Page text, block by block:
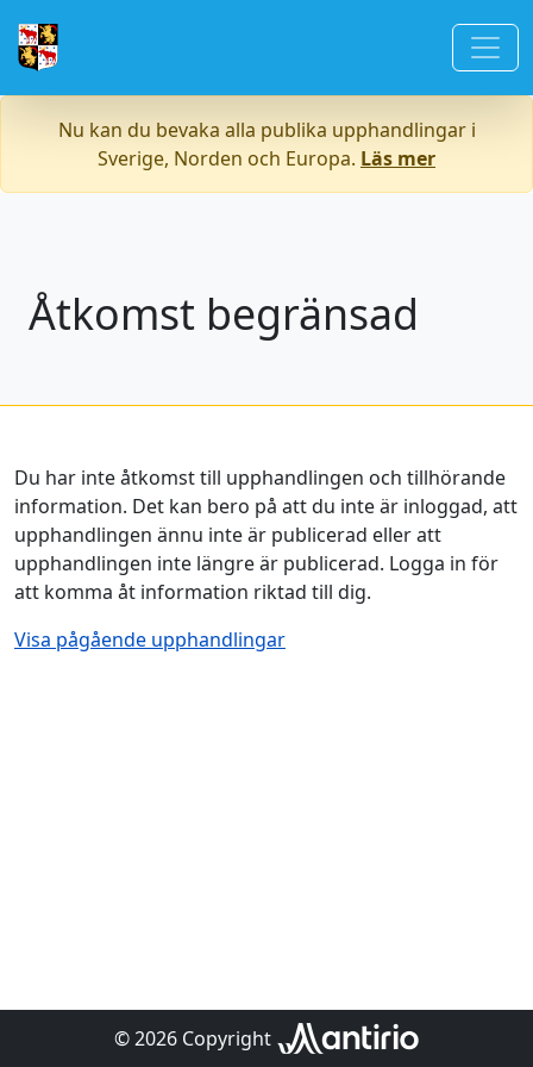
Nu kan du bevaka alla publika upphandlingar i
Sverige, Norden och Europa. Läs mer
Åtkomst begränsad
Du har inte åtkomst till upphandlingen och tillhörande
information. Det kan bero på att du inte är inloggad, att
upphandlingen ännu inte är publicerad eller att
upphandlingen inte längre är publicerad. Logga in för
att komma åt information riktad till dig.
Visa pågående upphandlingar
© 2026 Copyright